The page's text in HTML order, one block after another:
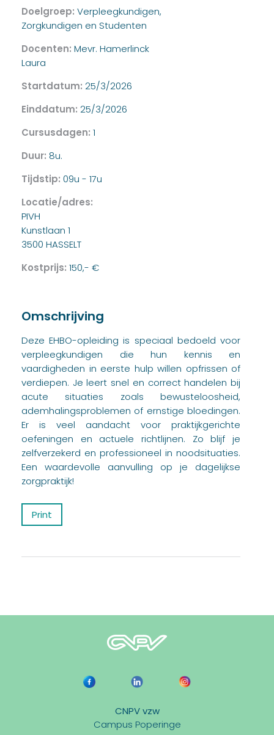
Doelgroep: Verpleegkundigen,
Zorgkundigen en Studenten
Docenten: Mevr. Hamerlinck
Laura
Startdatum: 25/3/2026
Einddatum: 25/3/2026
Cursusdagen: 1
Duur: 8u.
Tijdstip: 09u - 17u
Locatie/adres:
PIVH
Kunstlaan 1
3500 HASSELT
Kostprijs: 150,- €
Omschrijving
Deze EHBO-opleiding is speciaal bedoeld voor
verpleegkundigen die hun kennis en
vaardigheden in eerste hulp willen opfrissen of
verdiepen. Je leert snel en correct handelen bij
acute situaties zoals bewusteloosheid,
ademhalingsproblemen of ernstige bloedingen.
Er is veel aandacht voor praktijkgerichte
oefeningen en actuele richtlijnen. Zo blijf je
zelfverzekerd en professioneel in noodsituaties.
Een waardevolle aanvulling op je dagelijkse
zorgpraktijk!
Print
CNPV vzw
Campus Poperinge